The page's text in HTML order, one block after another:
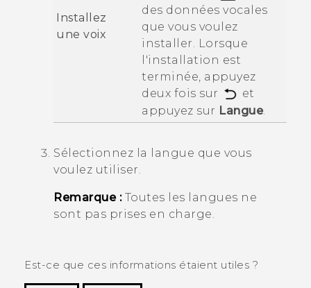
Installez
une voix
des données vocales
que vous voulez
installer. Lorsque
l'installation est
terminée, appuyez
deux fois sur
et
appuyez sur Langue.
Sélectionnez la langue que vous
voulez utiliser.
Remarque :Toutes les langues ne
sont pas prises en charge.
Est-ce que ces informations étaient utiles ?